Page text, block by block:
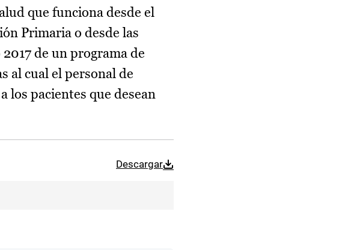
que funciona desde el
Primaria o desde las
de un programa de
al cual el personal de
los pacientes que desean
Descargar